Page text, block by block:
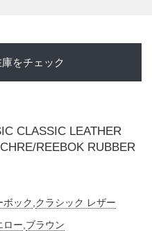
をチェック
CLASSIC LEATHER
REEBOK RUBBER
ボック クラシック レザー
ロー ブラウン